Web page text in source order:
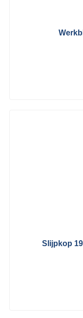
Slijpkop